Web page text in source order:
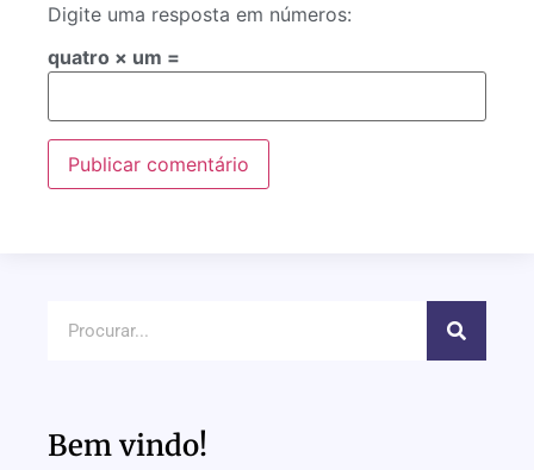
Digite uma resposta em números:
quatro × um =
Bem vindo!